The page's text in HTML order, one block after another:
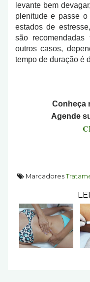
levante bem
plenitude e passe
estados de
são
outros casos,
tempo de duração é
Conheça
Agende
Marcadores